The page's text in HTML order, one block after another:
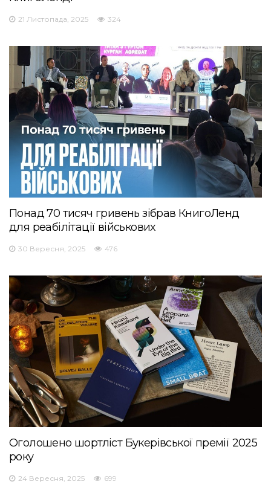
21 Листопада, 2025 324
Понад 70 тисяч гривень зібрав КнигоЛенд
для реабілітації військових
30 Вересня, 2025 476
Оголошено шортліст Букерівської премії 2025
року
24 Вересня, 2025 699